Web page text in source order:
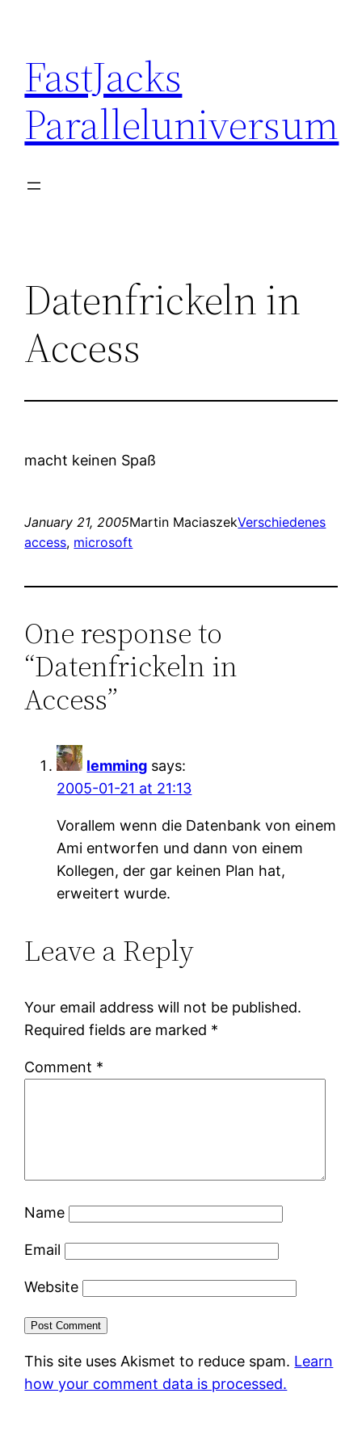
content
FastJacks
Paralleluniversum
Datenfrickeln in
Access
macht keinen Spaß
January 21, 2005Martin MaciaszekVerschiedenes
access, microsoft
One response to
“Datenfrickeln in
Access”
lemming says:
2005-01-21 at 21:13
Vorallem wenn die Datenbank von einem
Ami entworfen und dann von einem
Kollegen, der gar keinen Plan hat,
erweitert wurde.
Leave a Reply
Your email address will not be published.
Required fields are marked *
Comment *
Name
Email
Website
This site uses Akismet to reduce spam. Learn
how your comment data is processed.